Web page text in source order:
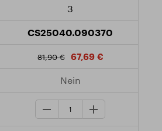
3
CS25040.090370
81,90 € 67,69 €
Nein